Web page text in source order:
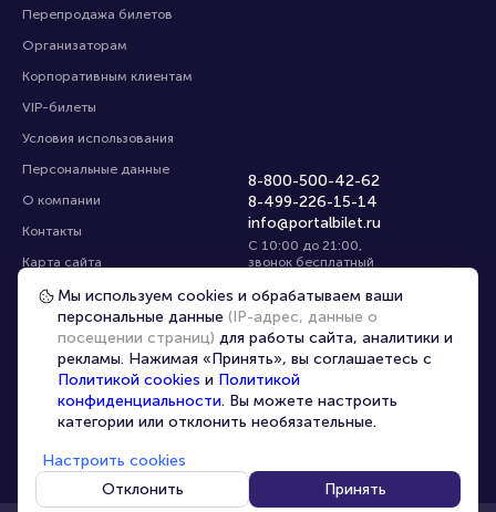
Перепродажа билетов
Организаторам
Корпоративным клиентам
VIP-билеты
Условия использования
Персональные данные
О компании
Контакты
Карта сайта
Управление cookies
8-800-500-42-62
8-499-226-15-14
info@portalbilet.ru
С 10:00 до 21:00,
звонок бесплатный
Все площадки
Главная | Ростов-на-Дону
© 2020 - 2026 portalbilet.ru Все права защищены
Мы используем cookies и обрабатываем ваши
персональные данные (IP-адрес, данные о
посещении страниц) для работы сайта, аналитики и
рекламы. Нажимая «Принять», вы соглашаетесь с
Политикой cookies и Политикой
конфиденциальности. Вы можете настроить
категории или отклонить необязательные.
Настроить cookies
Отклонить
Принять